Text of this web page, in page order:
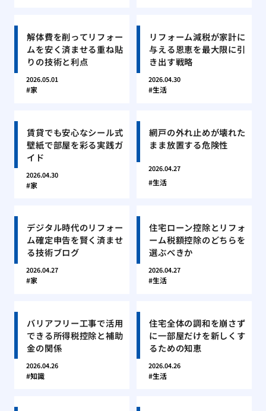
解体費を削ってリフォー
ムを安く済ませる重ね貼
りの技術と利点
2026.05.01
家
リフォーム減税が家計に
与える恩恵を最大限に引
き出す戦略
2026.04.30
生活
賃貸でも安心なシール式
壁紙で部屋を彩る実践ガ
イド
2026.04.30
家
網戸の外れ止めが壊れた
まま放置する危険性
2026.04.27
生活
デジタル時代のリフォー
ム確定申告を賢く済ませ
る技術ブログ
2026.04.27
家
住宅ローン控除とリフォ
ーム税額控除のどちらを
選ぶべきか
2026.04.27
生活
バリアフリー工事で活用
できる所得税控除と補助
金の関係
2026.04.26
知識
住宅全体の調和を崩さず
に一部屋だけを新しくす
るための知恵
2026.04.26
生活